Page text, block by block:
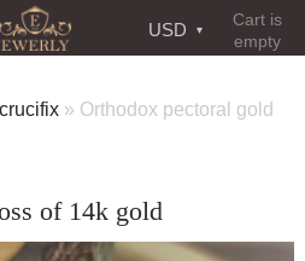
Cart is
empty
USD
» Orthodox pectoral gold
of 14k gold